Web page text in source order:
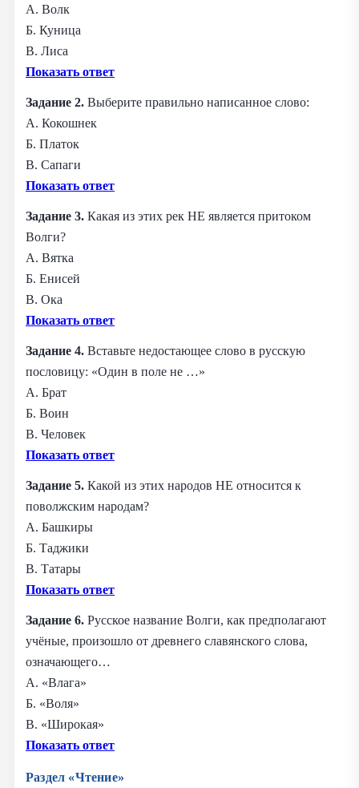
А. Волк
Б. Куница
В. Лиса
Показать ответ
Задание 2. Выберите правильно написанное слово:
А. Кокошнек
Б. Платок
В. Сапаги
Показать ответ
Задание 3. Какая из этих рек НЕ является притоком
Волги?
А. Вятка
Б. Енисей
В. Ока
Показать ответ
Задание 4. Вставьте недостающее слово в русскую
пословицу: «Один в поле не …»
А. Брат
Б. Воин
В. Человек
Показать ответ
Задание 5. Какой из этих народов НЕ относится к
поволжским народам?
А. Башкиры
Б. Таджики
В. Татары
Показать ответ
Задание 6. Русское название Волги, как предполагают
учёные, произошло от древнего славянского слова,
означающего…
А. «Влага»
Б. «Воля»
В. «Широкая»
Показать ответ
Раздел «Чтение»